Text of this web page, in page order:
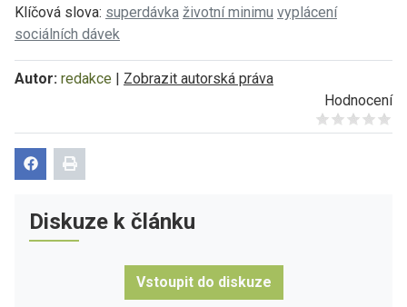
Klíčová slova: superdávka životní minimu vyplácení
sociálních dávek
Autor: redakce | Zobrazit autorská práva
Hodnocení
Give it 1/5
Give it 2/5
Give it 3/5
Give it 4/5
Give it 5/5
Diskuze k článku
Vstoupit do diskuze